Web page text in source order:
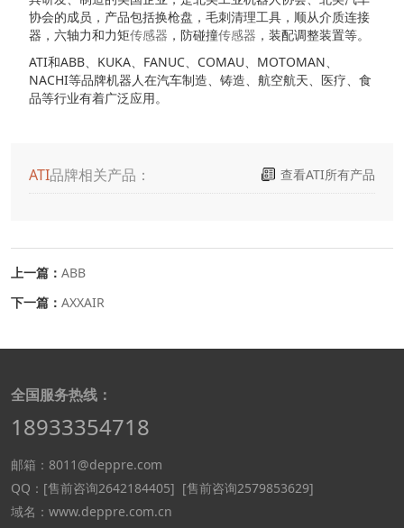
协会的成员，产品包括换枪盘，毛刺清理工具，顺从介质连接
器，六轴力和力矩传感器 ，防碰撞传感器 ，装配调整装置等。
ATI和ABB、KUKA、FANUC、COMAU、MOTOMAN、
NACHI等品牌机器人在汽车制造、铸造、航空航天、医疗、食
品等行业有着广泛应用。
ATI品牌相关产品： 查看ATI所有产品
上一篇： ABB
下一篇： AXXAIR
全国服务热线：
18933354718
邮箱：8011@deppre.com
QQ： [售前咨询2642184405] [售前咨询2579853629]
域名：www.deppre.com.cn